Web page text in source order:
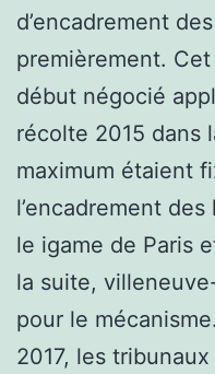
d’encadrement
premièrement.
début négocié
récolte 2015 dans
maximum étaient
l’encadrement
le igame de Paris
la suite,
pour le
2017, les